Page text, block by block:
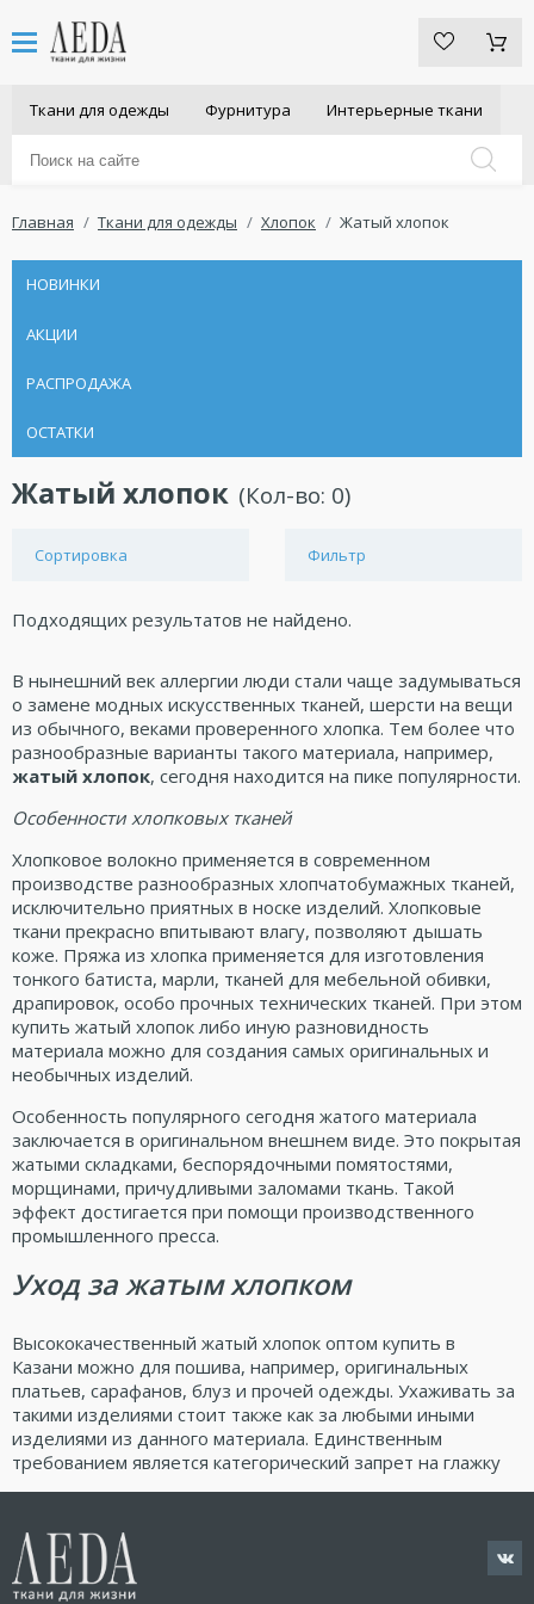
Ткани для одежды Фурнитура Интерьерные ткани
Главная Ткани для одежды Хлопок Жатый хлопок
НОВИНКИ
АКЦИИ
РАСПРОДАЖА
ОСТАТКИ
Жатый хлопок (Кол-во: 0)
Сортировка Фильтр
Подходящих результатов не найдено.
В нынешний век аллергии люди стали чаще задумываться
о замене модных искусственных тканей, шерсти на вещи
из обычного, веками проверенного хлопка. Тем более что
разнообразные варианты такого материала, например,
жатый хлопок, сегодня находится на пике популярности.
Особенности хлопковых тканей
Хлопковое волокно применяется в современном
производстве разнообразных хлопчатобумажных тканей,
исключительно приятных в носке изделий. Хлопковые
ткани прекрасно впитывают влагу, позволяют дышать
коже. Пряжа из хлопка применяется для изготовления
тонкого батиста, марли, тканей для мебельной обивки,
драпировок, особо прочных технических тканей. При этом
купить жатый хлопок либо иную разновидность
материала можно для создания самых оригинальных и
необычных изделий.
Особенность популярного сегодня жатого материала
заключается в оригинальном внешнем виде. Это покрытая
жатыми складками, беспорядочными помятостями,
морщинами, причудливыми заломами ткань. Такой
эффект достигается при помощи производственного
промышленного пресса.
Уход за жатым хлопком
Высококачественный жатый хлопок оптом купить в
Казани можно для пошива, например, оригинальных
платьев, сарафанов, блуз и прочей одежды. Ухаживать за
такими изделиями стоит также как за любыми иными
изделиями из данного материала. Единственным
требованием является категорический запрет на глажку